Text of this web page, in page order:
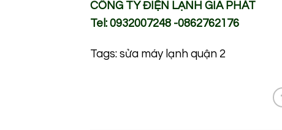
CÔNG TY ĐIỆN LẠNH GIA PHÁT
Tel: 0932007248 -0862762176
Tags: sửa máy lạnh quận 2